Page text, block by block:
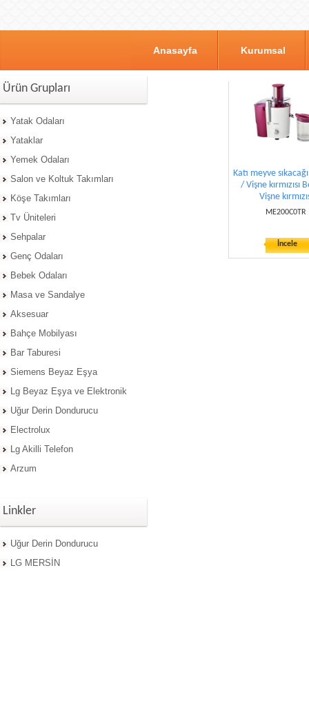
Anasayfa Kurumsal
Ürün Grupları
Yatak Odaları
Yataklar
Yemek Odaları
Salon ve Koltuk Takımları
Köşe Takımları
Tv Üniteleri
Sehpalar
Genç Odaları
Bebek Odaları
Masa ve Sandalye
Aksesuar
Bahçe Mobilyası
Bar Taburesi
Siemens Beyaz Eşya
Lg Beyaz Eşya ve Elektronik
Uğur Derin Dondurucu
Electrolux
Lg Akilli Telefon
Arzum
Linkler
Uğur Derin Dondurucu
LG MERSİN
Katı meyve
/ Vişne kırmızısı
Vişne
ME200C0TR
İncele